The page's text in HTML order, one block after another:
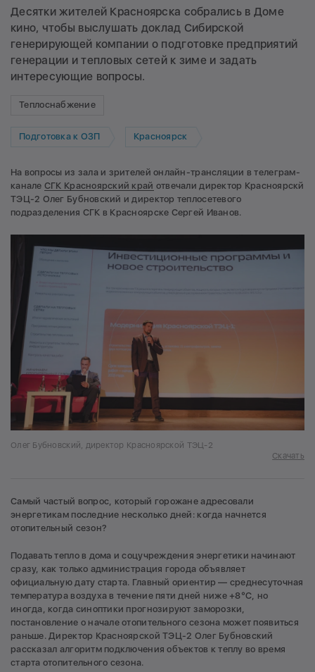
Десятки жителей Красноярска собрались в Доме
кино, чтобы выслушать доклад Сибирской
генерирующей компании о подготовке предприятий
генерации и тепловых сетей к зиме и задать
интересующие вопросы.
Теплоснабжение
Подготовка к ОЗП Красноярск
На вопросы из зала и зрителей онлайн-трансляции в телеграм-
канале СГК Красноярский край отвечали директор Красноярскй
ТЭЦ-2 Олег Бубновский и директор теплосетевого
подразделения СГК в Красноярске Сергей Иванов.
Олег Бубновский, директор Красноярской ТЭЦ-2
Скачать
Самый частый вопрос, который горожане адресовали
энергетикам последние несколько дней: когда начнется
отопительный сезон?
Подавать тепло в дома и соцучреждения энергетики начинают
сразу, как только администрация города объявляет
официальную дату старта. Главный ориентир — среднесуточная
температура воздуха в течение пяти дней ниже +8°C, но
иногда, когда синоптики прогнозируют заморозки,
постановление о начале отопительного сезона может появиться
раньше. Директор Красноярской ТЭЦ-2 Олег Бубновский
рассказал алгоритм подключения объектов к теплу во время
старта отопительного сезона.